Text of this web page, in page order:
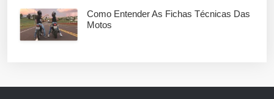
Como Entender As Fichas Técnicas Das
Motos